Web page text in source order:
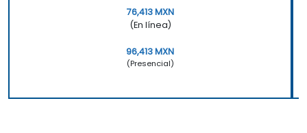
76,413 MXN
(En línea)
96,413 MXN
(Presencial)